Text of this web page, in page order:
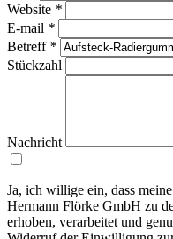
Website *
E-mail *
Betreff *
Stückzahl
Nachricht
Ja, ich willige ein, dass
Hermann Flörke GmbH zu
erhoben, verarbeitet und